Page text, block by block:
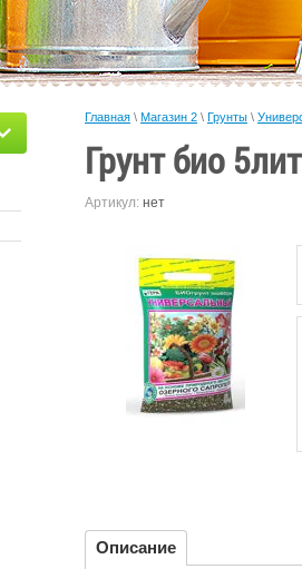
Главная \ Магазин 2 \ Грунты \
Грунт био
Артикул: нет
Описание